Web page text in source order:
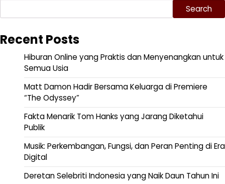
Search
Recent Posts
Hiburan Online yang Praktis dan Menyenangkan untuk
Semua Usia
Matt Damon Hadir Bersama Keluarga di Premiere
“The Odyssey”
Fakta Menarik Tom Hanks yang Jarang Diketahui
Publik
Musik: Perkembangan, Fungsi, dan Peran Penting di Era
Digital
Deretan Selebriti Indonesia yang Naik Daun Tahun Ini